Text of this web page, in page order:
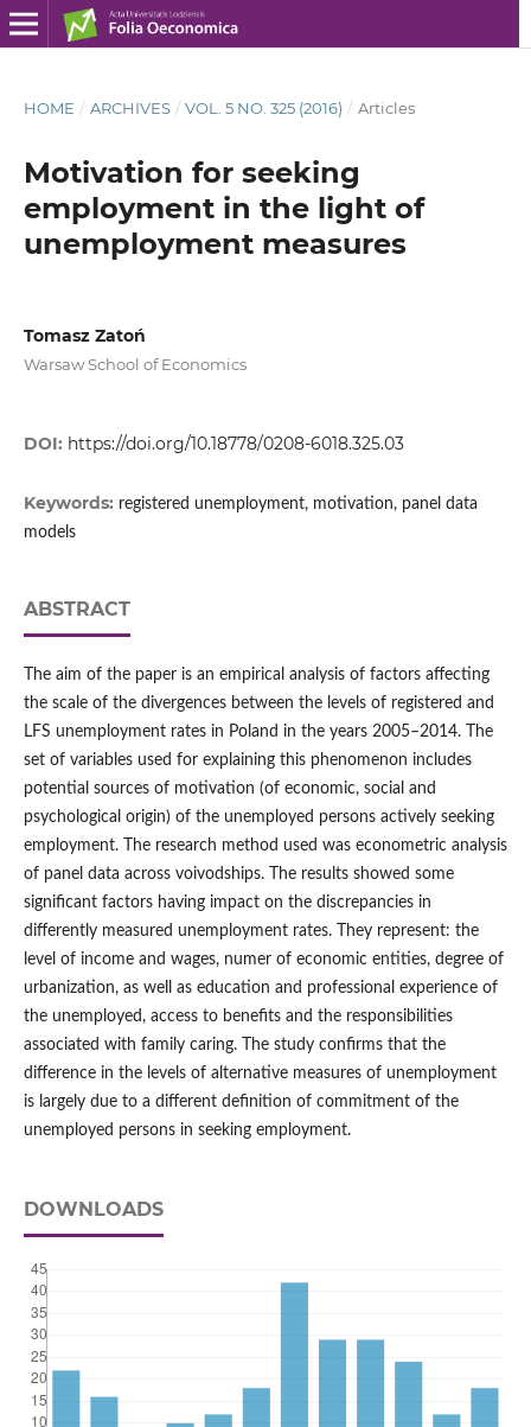
HOME / ARCHIVES / VOL. 5 NO. 325 (2016) / Articles
Motivation for seeking
employment in the light of
unemployment measures
Tomasz Zatoń
Warsaw School of Economics
DOI: https://doi.org/10.18778/0208-6018.325.03
Keywords: registered unemployment, motivation, panel data
models
ABSTRACT
The aim of the paper is an empirical analysis of factors affecting
the scale of the divergences between the levels of registered and
LFS unemployment rates in Poland in the years 2005–2014. The
set of variables used for explaining this phenomenon includes
potential sources of motivation (of economic, social and
psychological origin) of the unemployed persons actively seeking
employment. The research method used was econometric analysis
of panel data across voivodships. The results showed some
significant factors having impact on the discrepancies in
differently measured unemployment rates. They represent: the
level of income and wages, numer of economic entities, degree of
urbanization, as well as education and professional experience of
the unemployed, access to benefits and the responsibilities
associated with family caring. The study confirms that the
difference in the levels of alternative measures of unemployment
is largely due to a different definition of commitment of the
unemployed persons in seeking employment.
DOWNLOADS